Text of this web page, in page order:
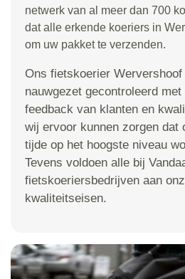
netwerk van al meer dan 700
dat alle erkende koeriers in
om uw pakket te verzenden.
Ons fietskoerier
nauwgezet gecontroleerd met
feedback van klanten en
wij ervoor kunnen zorgen dat
tijde op het hoogste niveau
Tevens voldoen alle bij
fietskoeriersbedrijven aan
kwaliteitseisen.